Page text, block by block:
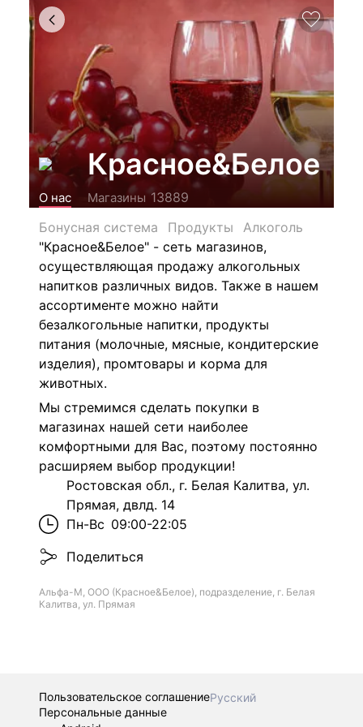
Красное&Белое
О нас Магазины 13889
Бонусная система
Продукты
Алкоголь
"Красное&Белое" - сеть магазинов,
осуществляющая продажу алкогольных
напитков различных видов. Также в нашем
ассортименте можно найти
безалкогольные напитки, продукты
питания (молочные, мясные, кондитерские
изделия), промтовары и корма для
животных.
Мы стремимся сделать покупки в
магазинах нашей сети наиболее
комфортными для Вас, поэтому постоянно
расширяем выбор продукции!
Ростовская обл., г. Белая Калитва, ул.
Прямая, двлд. 14
Пн-Вс 09:00-22:05
Поделиться
Альфа-М, ООО (Красное&Белое), подразделение, г. Белая
Калитва, ул. Прямая
Пользовательское соглашениеРусский
Персональные данные